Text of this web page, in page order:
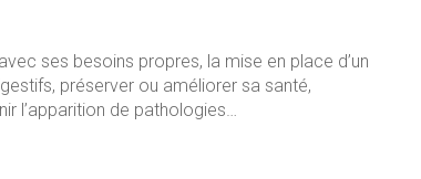
ses besoins propres, la mise en place d’un
préserver ou améliorer sa santé,
l’apparition de pathologies…